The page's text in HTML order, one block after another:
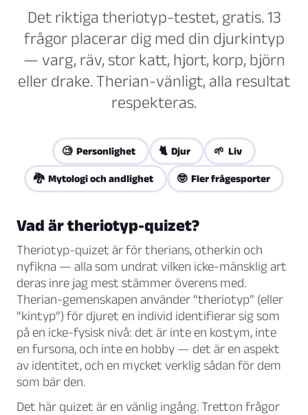
Det riktiga theriotyp-testet, gratis. 13
frågor placerar dig med din djurkintyp
— varg, räv, stor katt, hjort, korp, björn
eller drake. Therian-vänligt, alla resultat
respekteras.
🧐 Personlighet 🐈 Djur 🌱 Liv
🐉 Mytologi och andlighet 🤓 Fler frågesporter
Vad är theriotyp-quizet?
Theriotyp-quizet är för therians, otherkin och
nyfikna — alla som undrat vilken icke-mänsklig art
deras inre jag mest stämmer överens med.
Therian-gemenskapen använder “theriotyp” (eller
“kintyp”) för djuret en individ identifierar sig som
på en icke-fysisk nivå: det är inte en kostym, inte
en fursona, och inte en hobby — det är en aspekt
av identitet, och en mycket verklig sådan för dem
som bär den.
Det här quizet är en vänlig ingång. Tretton frågor